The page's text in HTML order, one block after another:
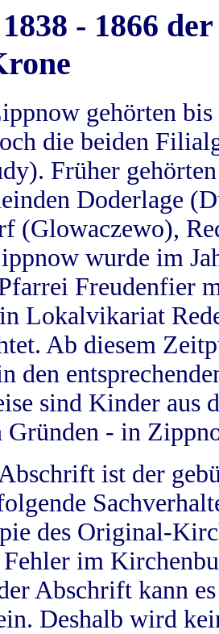
- 1866
gehörten
die beiden
Früher
Doderlage
(Glowaczewo),
wurde im
Freudenfier
Lokalvikariat
Ab diesem
den
sind Kinder aus
- in
ist der
des Original-
im
Abschrift kann
Deshalb wird